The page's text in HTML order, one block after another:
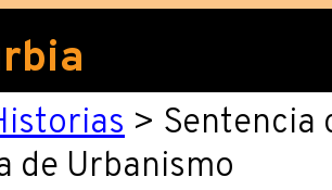
> Sentencia
de Urbanismo